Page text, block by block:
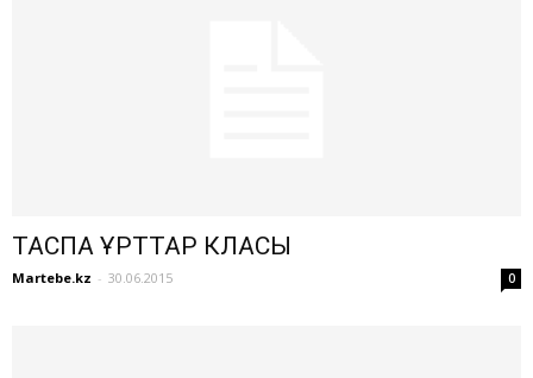
ТАСПА ҚҰРТТАР КЛАСЫ
Martebe.kz - 30.06.2015 0